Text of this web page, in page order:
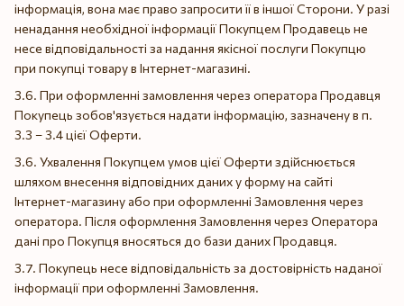
інформація, вона має право запросити її в іншої Сторони. У разі
ненадання необхідної інформації Покупцем Продавець не
несе відповідальності за надання якісної послуги Покупцю
при покупці товару в Інтернет-магазині.
3.6. При оформленні замовлення через оператора Продавця
Покупець зобов'язується надати інформацію, зазначену в п.
3.3 – 3.4 цієї Оферти.
3.6. Ухвалення Покупцем умов цієї Оферти здійснюється
шляхом внесення відповідних даних у форму на сайті
Інтернет-магазину або при оформленні Замовлення через
оператора. Після оформлення Замовлення через Оператора
дані про Покупця вносяться до бази даних Продавця.
3.7. Покупець несе відповідальність за достовірність наданої
інформації при оформленні Замовлення.